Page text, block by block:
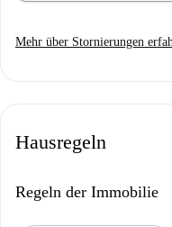
Mehr über Stornierungen
Hausregeln
Regeln der Immobilie